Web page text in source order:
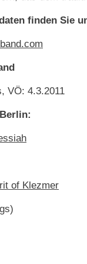
finden Sie
VÖ: 4.3.2011
of Klezmer